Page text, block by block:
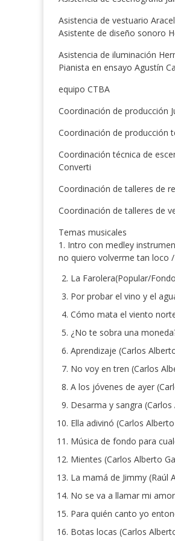
Asistencia de vestuario
Asistente de diseño sonoro
Asistencia de iluminación
Pianista en ensayo Agustín
equipo CTBA
Coordinación de producción
Coordinación de producción
Coordinación técnica de
Converti
Coordinación de talleres de
Coordinación de talleres de
Temas musicales
1. Intro con medley
no quiero volverme tan loco
La Farolera(Popular/
Por probar el vino y el
Cómo mata el viento
¿No te sobra una
Aprendizaje (Carlos
No voy en tren (Carlos
A los jóvenes de ayer
Desarma y sangra
Ella adivinó (Carlos
Música de fondo para
Mientes (Carlos Alberto
La mamá de Jimmy (Raúl
No se va a llamar mi
Para quién canto yo
Botas locas (Carlos